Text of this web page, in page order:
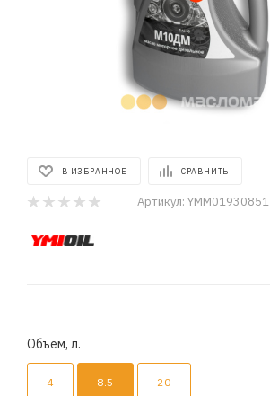
В ИЗБРАННОЕ СРАВНИТЬ
Артикул: YMM01930851
Объем, л.
4 8.5 20